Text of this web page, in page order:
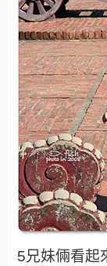
5兄妹倆看起